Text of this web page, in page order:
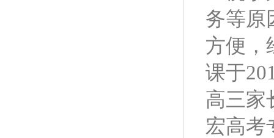
务等原
方便，
课于
高三家
宏高考